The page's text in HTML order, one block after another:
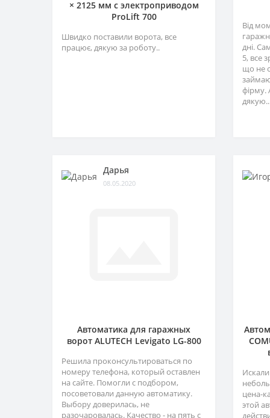
× 2125 мм c электроприводом
ProLift 700
Швидко поставили ворота, все
працює, дякую за роботу..
Від
дні.
5, все
що не
фірму.
дякую..
Дарья
08.05.2020
Автоматика для гаражных
ворот ALUTECH Levigato LG-800
Решила проконсультироваться по
номеру телефона, который оставлен
на сайте. Помогли с подбором,
посоветовали данную автоматику.
Выбору доверилась, не
разочаровалась. Качество - на пять с
цена-
этой